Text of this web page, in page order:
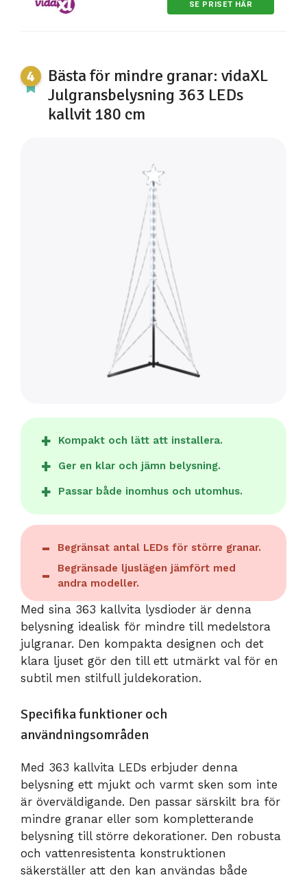
SE PRISET HÄR
Bästa för mindre granar: vidaXL
Julgransbelysning 363 LEDs
kallvit 180 cm
Kompakt och lätt att installera.
Ger en klar och jämn belysning.
Passar både inomhus och utomhus.
Begränsat antal LEDs för större granar.
Begränsade ljuslägen jämfört med
andra modeller.
Med sina 363 kallvita lysdioder är denna
belysning idealisk för mindre till medelstora
julgranar. Den kompakta designen och det
klara ljuset gör den till ett utmärkt val för en
subtil men stilfull juldekoration.
Specifika funktioner och
användningsområden
Med 363 kallvita LEDs erbjuder denna
belysning ett mjukt och varmt sken som inte
är överväldigande. Den passar särskilt bra för
mindre granar eller som kompletterande
belysning till större dekorationer. Den robusta
och vattenresistenta konstruktionen
säkerställer att den kan användas både